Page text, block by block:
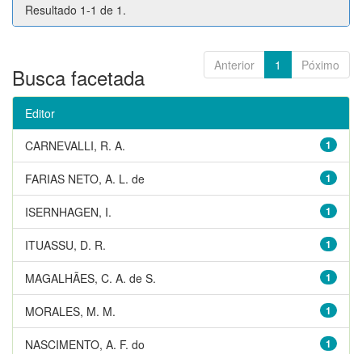
Resultado 1-1 de 1.
Anterior 1 Póximo
Busca facetada
Editor
1
CARNEVALLI, R. A.
1
FARIAS NETO, A. L. de
1
ISERNHAGEN, I.
1
ITUASSU, D. R.
1
MAGALHÃES, C. A. de S.
1
MORALES, M. M.
1
NASCIMENTO, A. F. do